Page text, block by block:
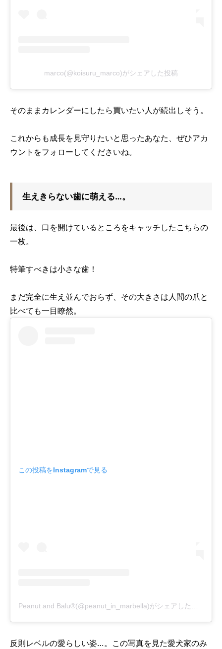
marco(@koisuru_marco)がシェアした投稿
そのままカレンダーにしたら買いたい人が続出しそう。
これからも成長を見守りたいと思ったあなた、ぜひアカ
ウントをフォローしてくださいね。
生えきらない歯に萌える…。
最後は、口を開けているところをキャッチしたこちらの
一枚。
特筆すべきは小さな歯！
まだ完全に生え並んでおらず、その大きさは人間の爪と
比べても一目瞭然。
この投稿をInstagramで見る
反則レベルの愛らしい姿…。この写真を見た愛犬家のみ